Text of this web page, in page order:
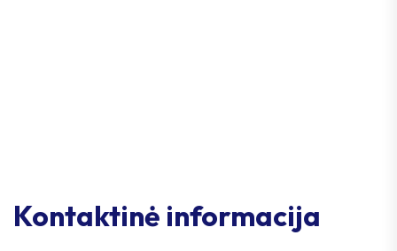
Kontaktinė informacija